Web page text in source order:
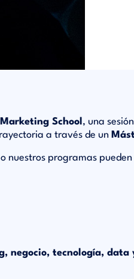
School , una
a través de un
nuestros programas pueden
negocio, tecnología, data